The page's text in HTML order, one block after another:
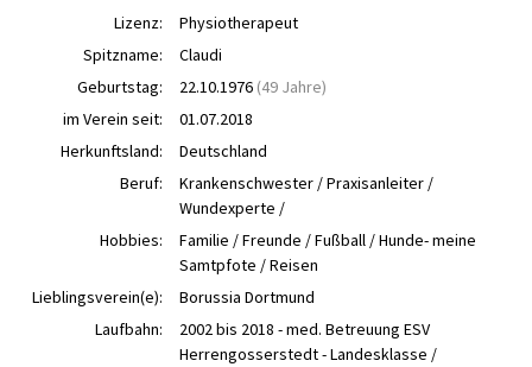
Lizenz:
Physiotherapeut
Spitzname:
Claudi
Geburtstag:
22.10.1976 (49 Jahre)
im Verein seit:
01.07.2018
Herkunftsland:
Deutschland
Beruf:
Krankenschwester / Praxisanleiter /
Wundexperte /
Hobbies:
Familie / Freunde / Fußball / Hunde- meine
Samtpfote / Reisen
Lieblingsverein(e):
Borussia Dortmund
Laufbahn:
2002 bis 2018 - med. Betreuung ESV
Herrengosserstedt - Landesklasse /